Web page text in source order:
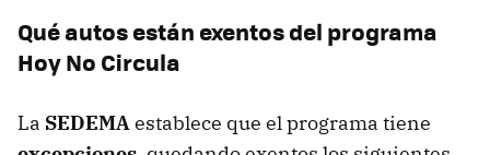
Qué autos están exentos del programa
Hoy No Circula
La SEDEMAestablece que el programa tiene